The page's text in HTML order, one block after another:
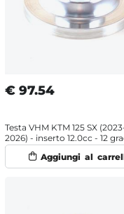
€ 97.54
Testa VHM KTM 125 SX
2026) - inserto 12.0cc - 12